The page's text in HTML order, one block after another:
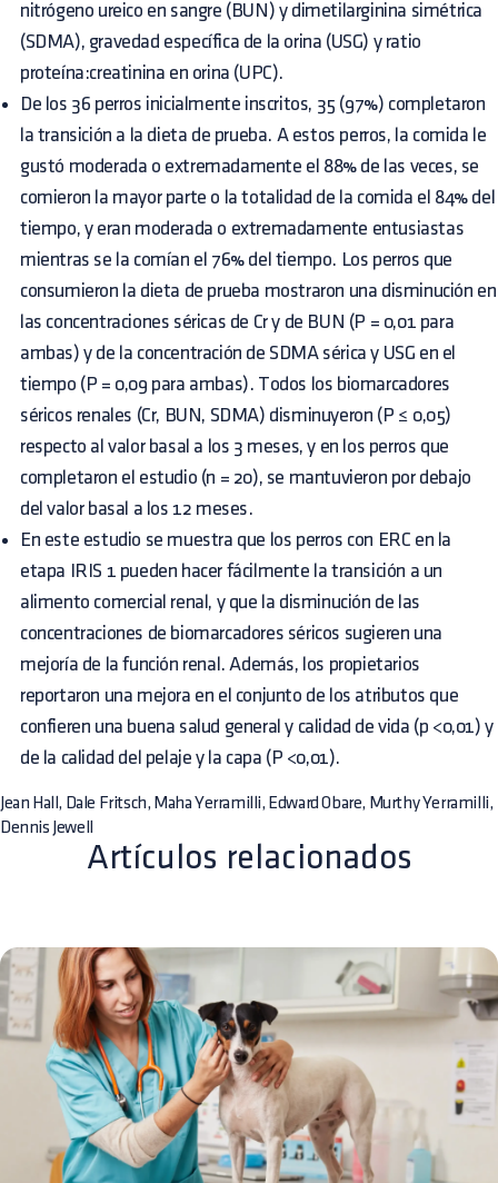
nitrógeno ureico en sangre (BUN) y dimetilarginina simétrica
(SDMA), gravedad específica de la orina (USG) y ratio
proteína:creatinina en orina (UPC).
De los 36 perros inicialmente inscritos, 35 (97%) completaron
la transición a la dieta de prueba. A estos perros, la comida le
gustó moderada o extremadamente el 88% de las veces, se
comieron la mayor parte o la totalidad de la comida el 84% del
tiempo, y eran moderada o extremadamente entusiastas
mientras se la comían el 76% del tiempo. Los perros que
consumieron la dieta de prueba mostraron una disminución en
las concentraciones séricas de Cr y de BUN (P = 0,01 para
ambas) y de la concentración de SDMA sérica y USG en el
tiempo (P = 0,09 para ambas). Todos los biomarcadores
séricos renales (Cr, BUN, SDMA) disminuyeron (P ≤ 0,05)
respecto al valor basal a los 3 meses, y en los perros que
completaron el estudio (n = 20), se mantuvieron por debajo
del valor basal a los 12 meses.
En este estudio se muestra que los perros con ERC en la
etapa IRIS 1 pueden hacer fácilmente la transición a un
alimento comercial renal, y que la disminución de las
concentraciones de biomarcadores séricos sugieren una
mejoría de la función renal. Además, los propietarios
reportaron una mejora en el conjunto de los atributos que
confieren una buena salud general y calidad de vida (p <0,01) y
de la calidad del pelaje y la capa (P <0,01).
Jean Hall, Dale Fritsch, Maha Yerramilli, Edward Obare, Murthy Yerramilli,
Dennis Jewell
Artículos relacionados